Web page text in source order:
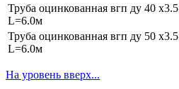
Труба оцинкованная вгп ду 40 х3.5
L=6.0м
Труба оцинкованная вгп ду 50 х3.5
L=6.0м
На уровень вверх...